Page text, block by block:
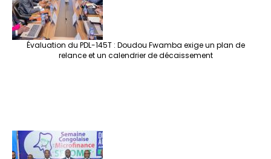
Évaluation du PDL-145T : Doudou Fwamba exige un plan de
relance et un calendrier de décaissement